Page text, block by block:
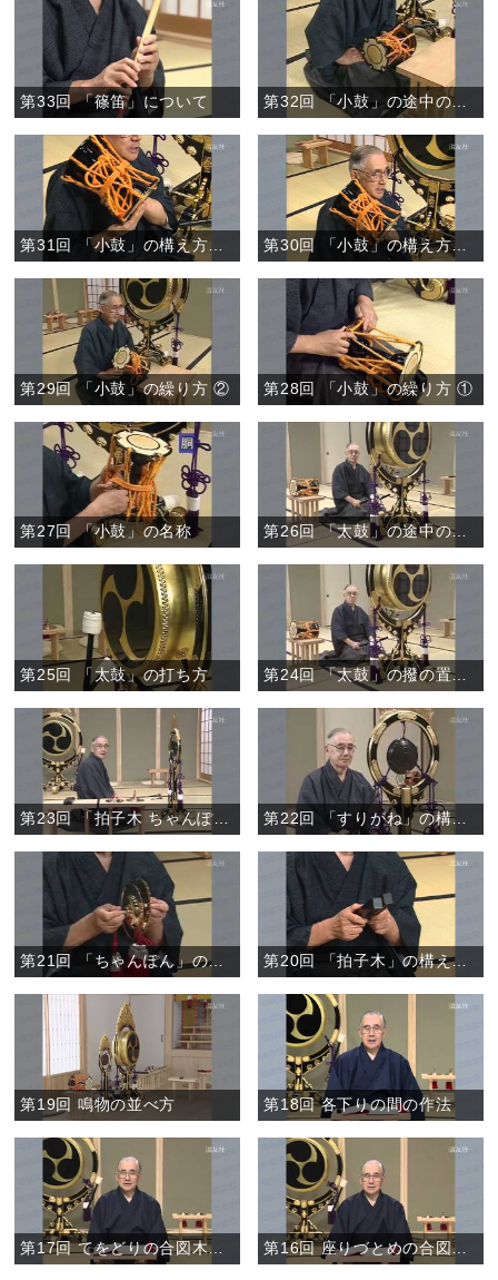
第33回 「篠笛」について 第32回 「小鼓」の途中の作法と置き方
第31回 「小鼓」の構え方、打ち方 ② 第30回 「小鼓」の構え方、打ち方 ①
第29回 「小鼓」の繰り方 ② 第28回 「小鼓」の繰り方 ①
第27回 「小鼓」の名称 第26回 「太鼓」の途中の作法
第25回 「太鼓」の打ち方 第24回 「太鼓」の撥の置き方、持ち方
第23回 「拍子木 ちゃんぽん すりがね」の途中の作法 第22回 「すりがね」の構え方、打ち方
第21回 「ちゃんぽん」の構え方、打ち方 第20回 「拍子木」の構え方、打ち方
第19回 鳴物の並べ方 第18回 各下りの間の作法
第17回 てをどりの合図木の打ち方 第16回 座りづとめの合図木の打ち方